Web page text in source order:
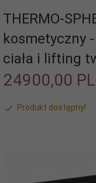
THERMO-
kosmetyczny
ciała i lifting
24900,00
Produkt dostępny!